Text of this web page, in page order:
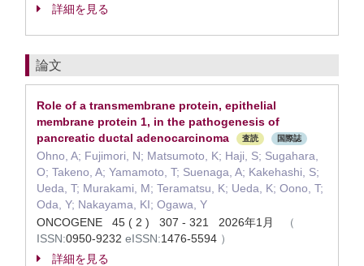
詳細を見る
論文
Role of a transmembrane protein, epithelial
membrane protein 1, in the pathogenesis of
pancreatic ductal adenocarcinoma
査読 国際誌
Ohno, A; Fujimori, N; Matsumoto, K; Haji, S; Sugahara,
O; Takeno, A; Yamamoto, T; Suenaga, A; Kakehashi, S;
Ueda, T; Murakami, M; Teramatsu, K; Ueda, K; Oono, T;
Oda, Y; Nakayama, KI; Ogawa, Y
ONCOGENE 45 ( 2 ) 307 - 321 2026年1月
（
ISSN:0950-9232 eISSN:1476-5594 ）
詳細を見る